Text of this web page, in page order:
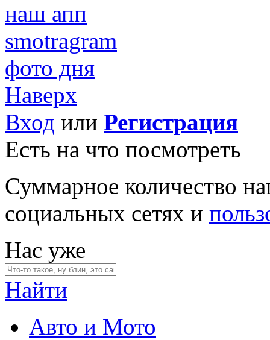
наш апп
smotragram
фото дня
Наверх
Вход или Регистрация
Есть на что посмотреть
Суммарное количество
социальных сетях и
Нас уже
Найти
Авто и Мото